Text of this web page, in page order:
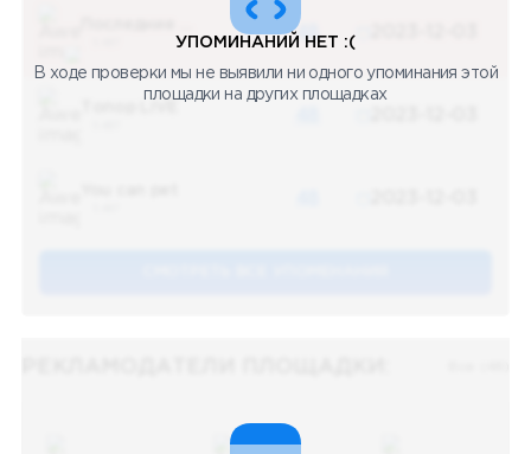
48
УПОМИНАНИЙ НЕТ :(
В ходе проверки мы не выявили ни одного упоминания этой
площадки на других площадках